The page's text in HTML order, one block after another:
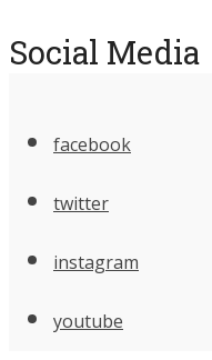
Social Media
facebook
twitter
instagram
youtube